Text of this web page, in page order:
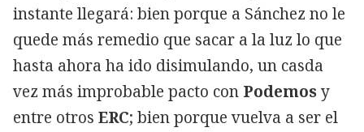
instante llegará: bien porque a Sánchez no le
quede más remedio que sacar a la luz lo que
hasta ahora ha ido disimulando, un casda
vez más improbable pacto con Podemosy
entre otros ERC; bien porque vuelva a ser el